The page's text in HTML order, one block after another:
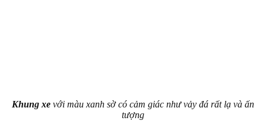
Khung xe với màu xanh sờ có cảm giác như vảy đá rất lạ và ấn
tượng